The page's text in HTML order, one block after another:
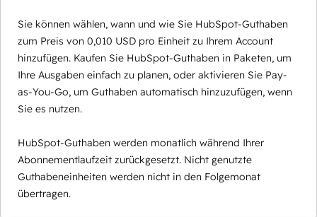
Sie können wählen, wann und wie Sie HubSpot-Guthaben
zum Preis von 0,010 USD pro Einheit zu Ihrem Account
hinzufügen. Kaufen Sie HubSpot-Guthaben in Paketen, um
Ihre Ausgaben einfach zu planen, oder aktivieren Sie Pay-
as-You-Go, um Guthaben automatisch hinzuzufügen, wenn
Sie es nutzen.
HubSpot-Guthaben werden monatlich während Ihrer
Abonnementlaufzeit zurückgesetzt. Nicht genutzte
Guthabeneinheiten werden nicht in den Folgemonat
übertragen.